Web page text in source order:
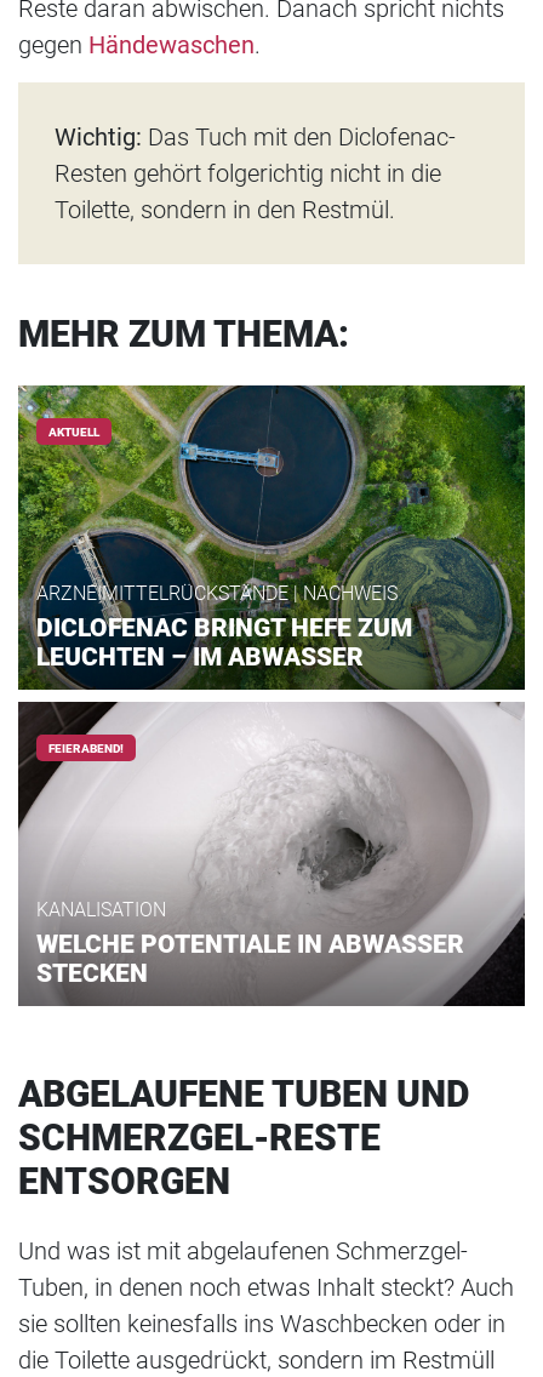
Reste daran abwischen. Danach spricht nichts
gegen Händewaschen.
Wichtig: Das Tuch mit den Diclofenac-
Resten gehört folgerichtig nicht in die
Toilette, sondern in den Restmül.
MEHR ZUM THEMA:
AKTUELL
ARZNEIMITTELRÜCKSTÄNDE | NACHWEIS
DICLOFENAC BRINGT HEFE ZUM
LEUCHTEN – IM ABWASSER
FEIERABEND!
KANALISATION
WELCHE POTENTIALE IN ABWASSER
STECKEN
ABGELAUFENE TUBEN UND
SCHMERZGEL-RESTE
ENTSORGEN
Und was ist mit abgelaufenen Schmerzgel-
Tuben, in denen noch etwas Inhalt steckt? Auch
sie sollten keinesfalls ins Waschbecken oder in
die Toilette ausgedrückt, sondern im Restmüll